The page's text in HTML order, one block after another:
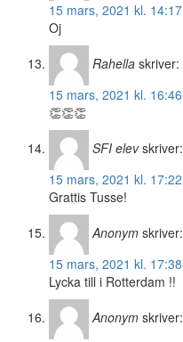
15 mars, 2021 kl. 14:17
Oj
Rahella skriver:
15 mars, 2021 kl. 16:46
👏👏👏
SFI elev skriver:
15 mars, 2021 kl. 17:22
Grattis Tusse!
Anonym skriver:
15 mars, 2021 kl. 17:38
Lycka till i Rotterdam !!
Anonym skriver: